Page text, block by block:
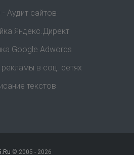
- Аудит сайтов
Яндекс.Директ
Google Adwords
в соц. сетях
текстов
© 2005 - 2026